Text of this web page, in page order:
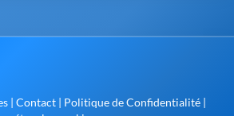
| Contact | Politique de Confidentialité |